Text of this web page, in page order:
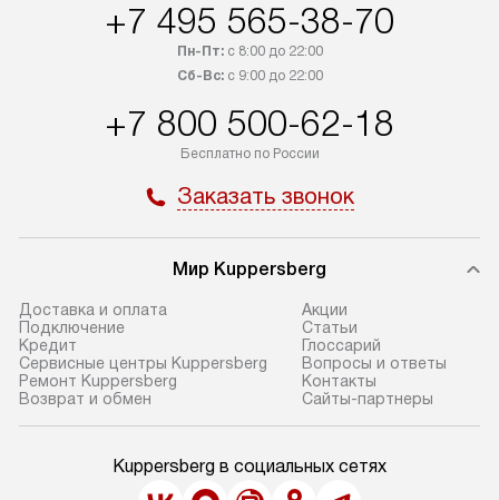
+7 495 565-38-70
Пн-Пт:с 8:00 до 22:00
Сб-Вс:с 9:00 до 22:00
+7 800 500-62-18
Бесплатно по России
Заказать звонок
Мир Kuppersberg
Доставка и оплата
Подключение
Кредит
Сервисные центры Kuppersberg
Ремонт Kuppersberg
Возврат и обмен
Акции
Cтатьи
Глоссарий
Вопросы и ответы
Контакты
Сайты-партнеры
Kuppersberg в социальных сетях